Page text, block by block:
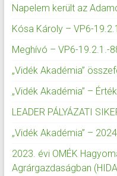
Napelem került az
Kósa Károly – VP6-
Meghívó – VP6-19.2.1.-
„Vidék Akadémia”
„Vidék Akadémia” –
LEADER PÁLYÁZATI
„Vidék Akadémia” –
2023. évi OMÉK
Agrárgazdaságban